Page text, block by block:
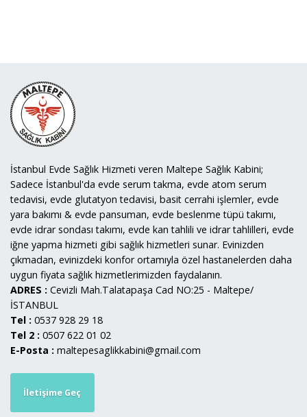
İstanbul Evde Sağlık Hizmeti veren Maltepe Sağlık Kabini;
Sadece İstanbul'da evde serum takma, evde atom serum
tedavisi, evde glutatyon tedavisi, basit cerrahi işlemler, evde
yara bakımı & evde pansuman, evde beslenme tüpü takımı,
evde idrar sondası takımı, evde kan tahlili ve idrar tahlilleri, evde
iğne yapma hizmeti gibi sağlık hizmetleri sunar. Evinizden
çıkmadan, evinizdeki konfor ortamıyla özel hastanelerden daha
uygun fiyata sağlık hizmetlerimizden faydalanın.
ADRES : Cevizli Mah.Talatapaşa Cad NO:25 - Maltepe/
İSTANBUL
Tel : 0537 928 29 18
Tel 2 : 0507 622 01 02
E-Posta : maltepesaglikkabini@gmail.com
İletişime Geç